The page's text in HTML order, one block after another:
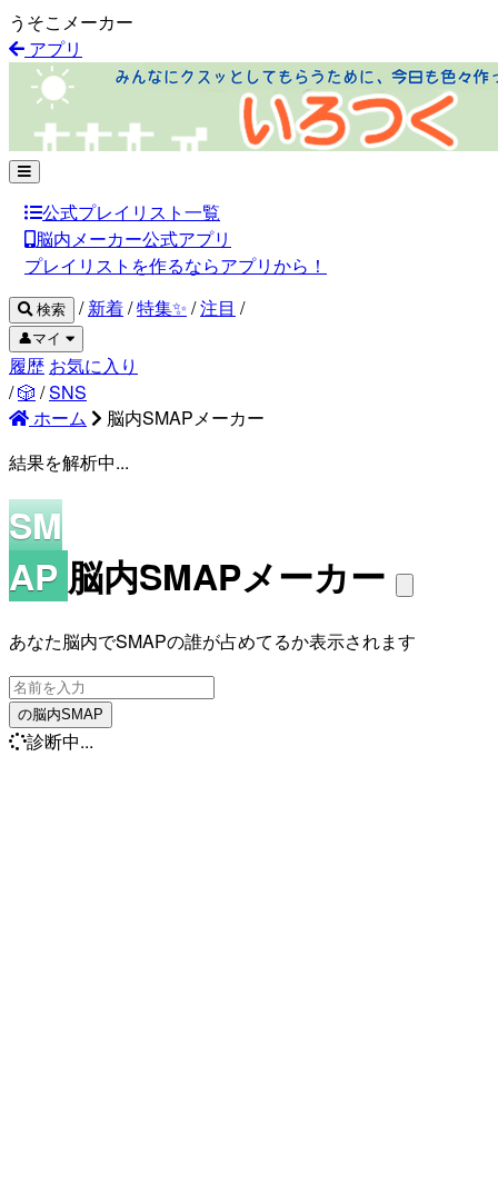
うそこメーカー
アプリ
公式プレイリスト一覧
脳内メーカー公式アプリ
プレイリストを作るならアプリから！
検索 / 新着/特集✨ /注目 /
👤マイ
履歴 お気に入り
/🎲 /SNS
ホーム
脳内SMAPメーカー
結果を解析中...
SM
AP 脳内SMAPメーカー
あなた脳内でSMAPの誰が占めてるか表示されます
の脳内SMAP
診断中...